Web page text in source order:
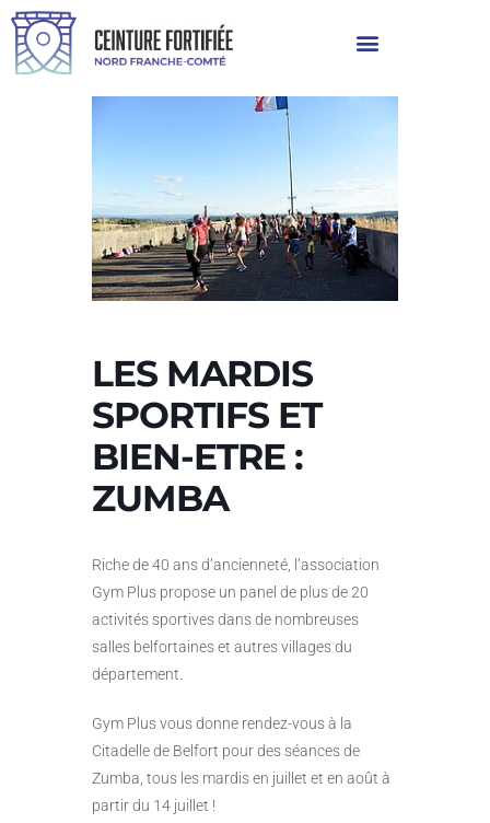
LES MARDIS
SPORTIFS ET
BIEN-ETRE :
ZUMBA
Riche de 40 ans d’ancienneté, l’association
Gym Plus propose un panel de plus de 20
activités sportives dans de nombreuses
salles belfortaines et autres villages du
département.
Gym Plus vous donne rendez-vous à la
Citadelle de Belfort pour des séances de
Zumba, tous les mardis en juillet et en août à
partir du 14 juillet !